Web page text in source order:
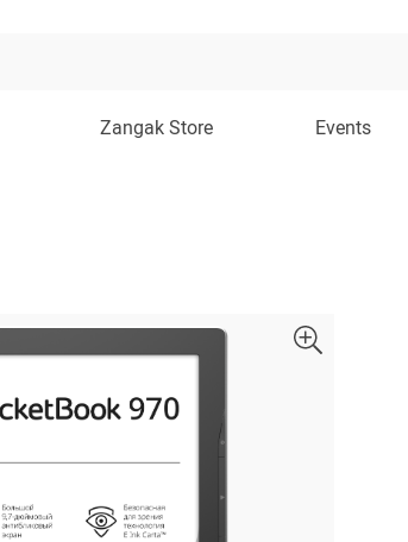
Zangak Store Events